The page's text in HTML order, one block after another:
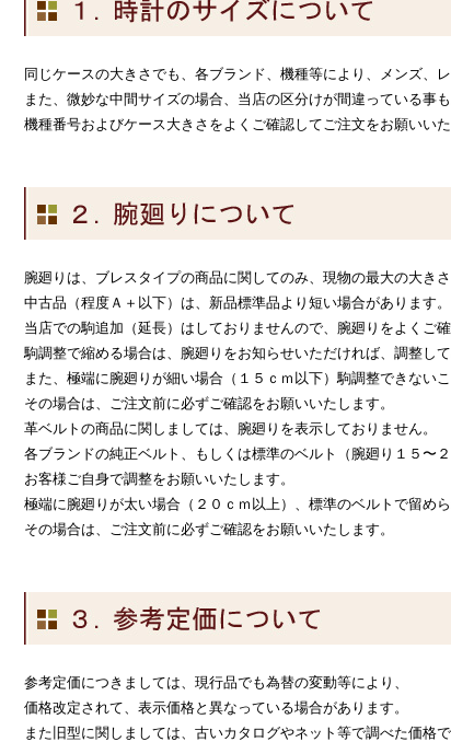
同じケースの大きさでも、各ブランド、機種等により、メンズ、
また、微妙な中間サイズの場合、当店の区分けが間違っている事も
機種番号およびケース大きさをよくご確認してご注文をお願いいた
腕廻りは、ブレスタイプの商品に関してのみ、現物の最大の大き
中古品（程度Ａ＋以下）は、新品標準品より短い場合があります。
当店での駒追加（延長）はしておりませんので、腕廻りをよくご確
駒調整で縮める場合は、腕廻りをお知らせいただければ、調整して
また、極端に腕廻りが細い場合（１５ｃｍ以下）駒調整できないこ
その場合は、ご注文前に必ずご確認をお願いいたします。
革ベルトの商品に関しましては、腕廻りを表示しておりません。
各ブランドの純正ベルト、もしくは標準のベルト（腕廻り１５〜
お客様ご自身で調整をお願いいたします。
極端に腕廻りが太い場合（２０ｃｍ以上）、標準のベルトで留め
その場合は、ご注文前に必ずご確認をお願いいたします。
参考定価につきましては、現行品でも為替の変動等により、
価格改定されて、表示価格と異なっている場合があります。
また旧型に関しましては、古いカタログやネット等で調べた価格